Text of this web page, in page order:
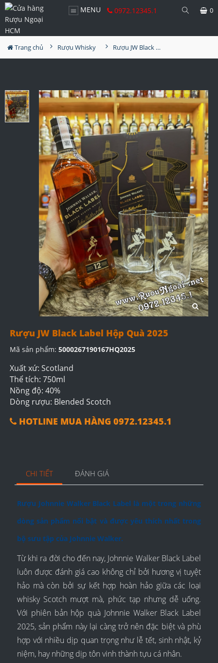
MENU 0972.12345.1 0
Trang chủ Rượu Whisky Rượu JW Black Label Hộp Quà 2025
Rượu JW Black Label Hộp Quà 2025
Mã sản phẩm: 5000267190167HQ2025
Xuất xứ: Scotland
Thể tích: 750ml
Nồng độ: 40%
Dòng rượu: Blended Scotch
HOTLINE MUA HÀNG 0972.12345.1
CHI TIẾT ĐÁNH GIÁ
Rượu Johnnie Walker Black Label là một trong những
dòng sản phẩm nổi bật và được yêu thích nhất trong
bộ sưu tập của Johnnie Walker.
Từ khi ra đời cho đến nay, Johnnie Walker Black Label
luôn được đánh giá cao không chỉ bởi hương vị tuyệt
hảo mà còn bởi sự kết hợp hoàn hảo giữa các loại
whisky Scotch mượt mà, phức tạp nhưng dễ uống.
Với phiên bản hộp quà Johnnie Walker Black Label
2025, sản phẩm này lại càng trở nên đặc biệt và phù
hợp với nhiều dịp quan trọng như lễ tết, sinh nhật, kỷ
niệm, hay những dịp tôn vinh thành tựu cá nhân.